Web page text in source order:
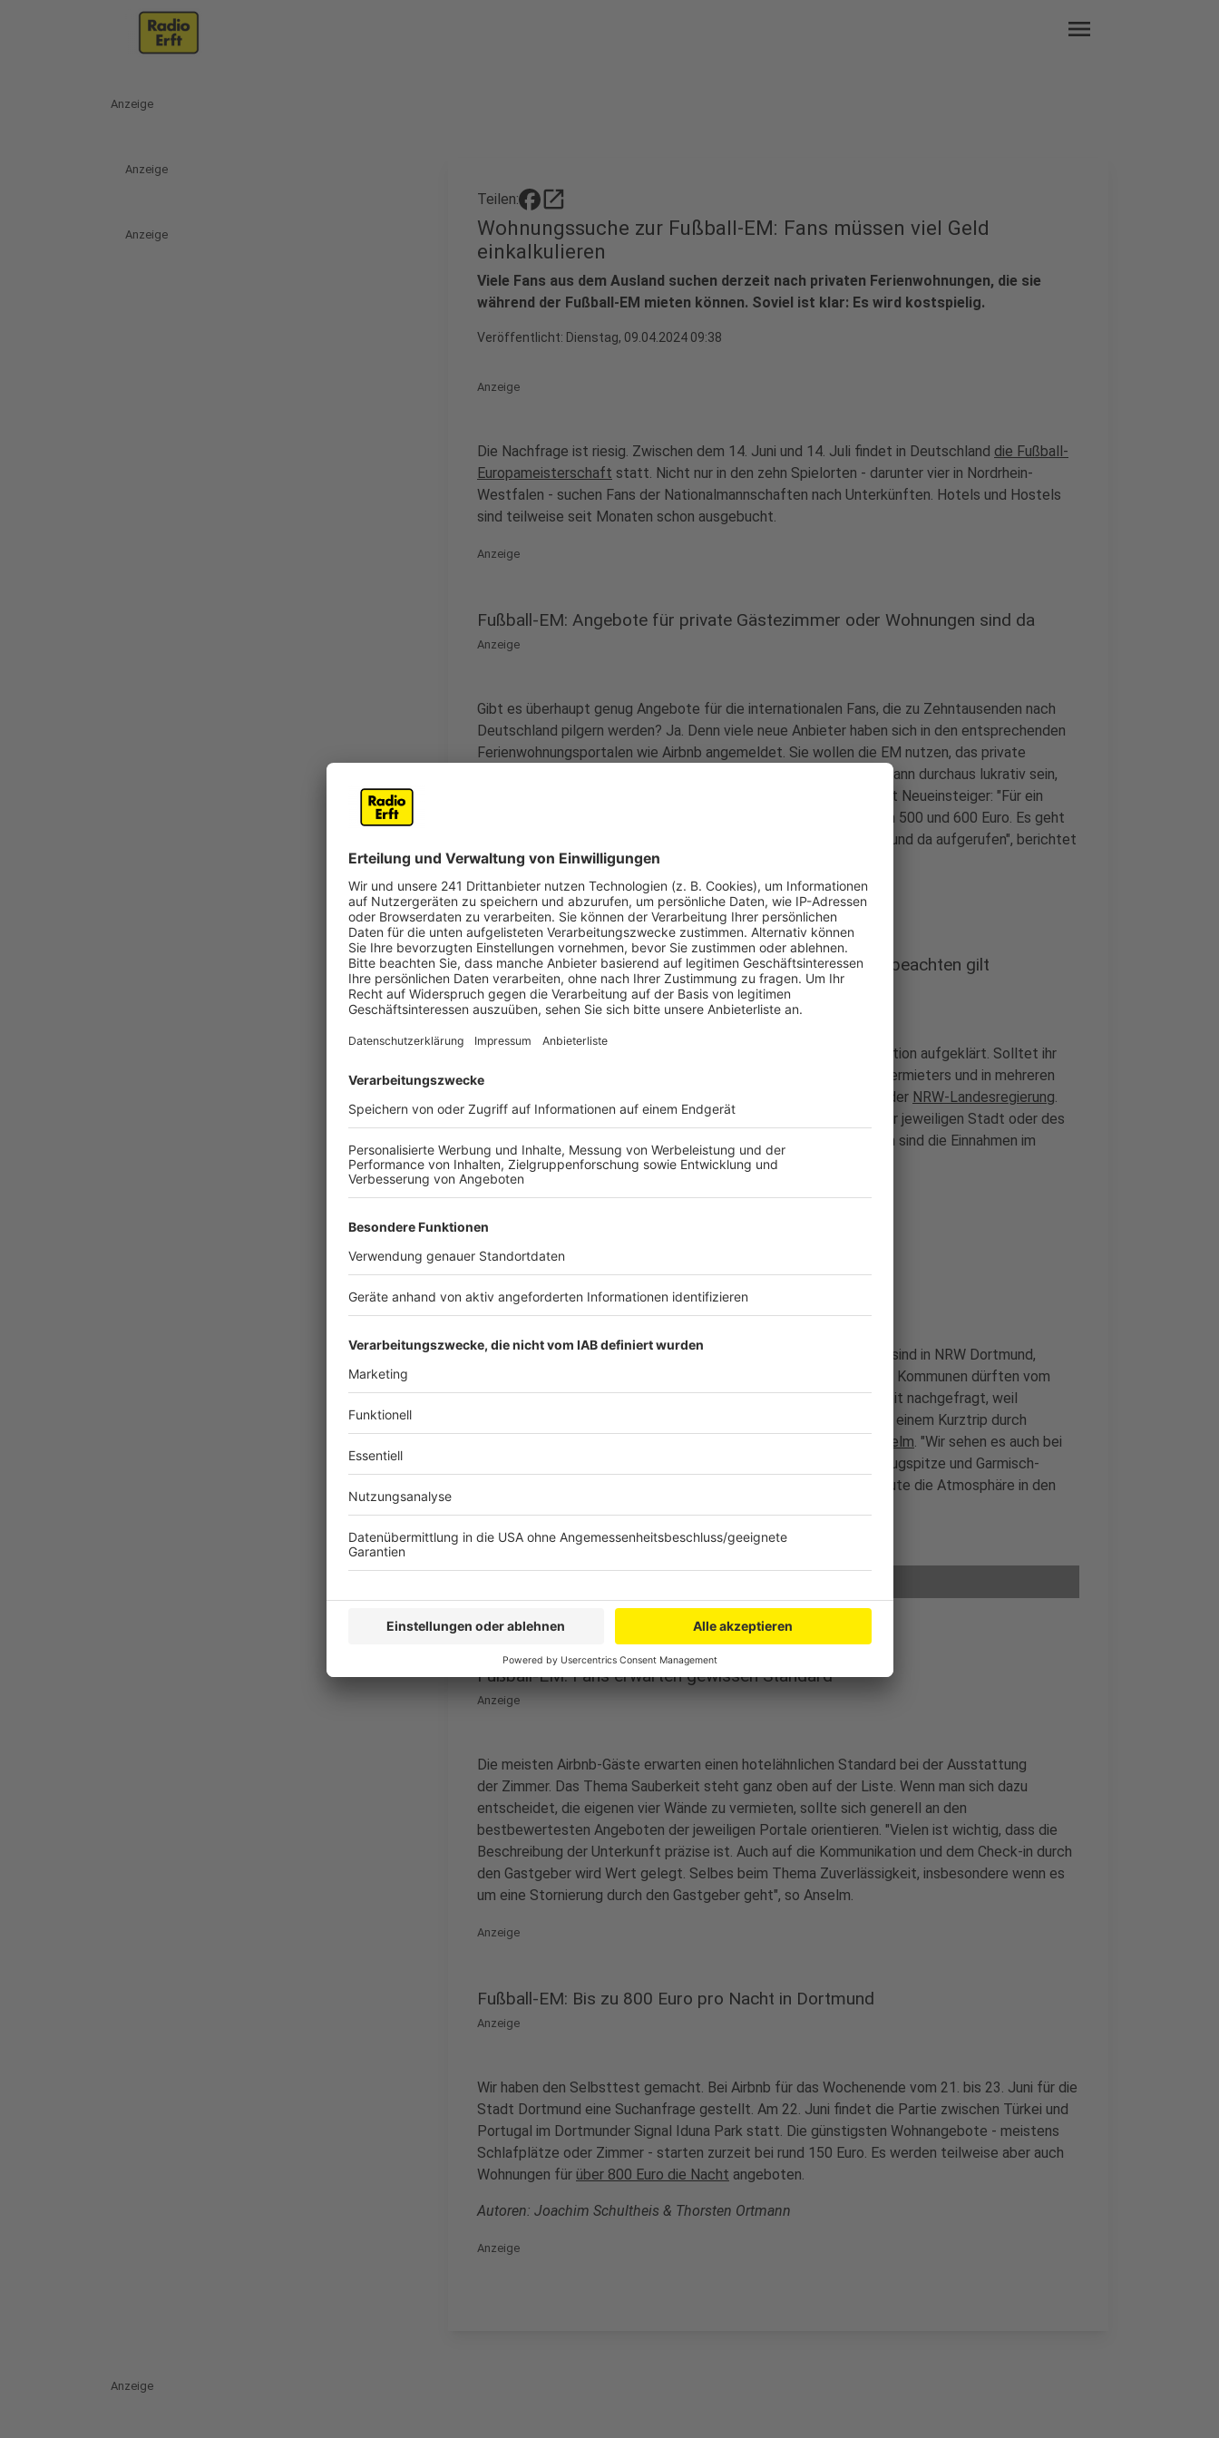
menu
Anzeige
Anzeige
Anzeige
Teilen: open_in_new
Wohnungssuche zur Fußball-EM: Fans müssen viel Geld
einkalkulieren
Viele Fans aus dem Ausland suchen derzeit nach privaten Ferienwohnungen, die sie
während der Fußball-EM mieten können. Soviel ist klar: Es wird kostspielig.
Veröffentlicht: Dienstag, 09.04.2024 09:38
Anzeige
Die Nachfrage ist riesig. Zwischen dem 14. Juni und 14. Juli findet in Deutschland die Fußball-
Europameisterschaft statt. Nicht nur in den zehn Spielorten - darunter vier in Nordrhein-
Westfalen - suchen Fans der Nationalmannschaften nach Unterkünften. Hotels und Hostels
sind teilweise seit Monaten schon ausgebucht.
Anzeige
Fußball-EM: Angebote für private Gästezimmer oder Wohnungen sind da
Anzeige
Gibt es überhaupt genug Angebote für die internationalen Fans, die zu Zehntausenden nach
Deutschland pilgern werden? Ja. Denn viele neue Anbieter haben sich in den entsprechenden
Ferienwohnungsportalen wie Airbnb angemeldet. Sie wollen die EM nutzen, das private
Gästezimmer oder sogar die gesamte Wohnung anzubieten. Das kann durchaus lukrativ sein,
und berät Neueinsteiger: "Für ein
Apartment liegt man bei der Nacht der jeweiligen Spiele zwischen 500 und 600 Euro. Es geht
teilweise noch weit darüber hinaus. Bis zu 1.000 Euro werden hier und da aufgerufen", berichtet
der Geschäftsführer der Ferienwohnungsagentur BRIGHT.
Anzeige
Fußball-EM: Wohnung vermieten - was es rechtlich zu beachten gilt
Anzeige
Wir haben euch
über die rechtliche Situation aufgeklärt. Solltet ihr
nicht selbst Eigentümer sein, bedarf es einer Genehmigung des Vermieters und in mehreren
Städten in NRW eine Wohnraum-ID. Die gibts über das Bauportal der NRW-Landesregierung.
Außerdem ist ein Buchungskalender zu führen und die Gesetze der jeweiligen Stadt oder des
Kreises zur Wohnraumvermietung sind zu beachten. Zu versteuern sind die Einnahmen im
Übrigen, außer ihr nehmt weniger als 520 Euro im Jahr ein.
Anzeige
Fußball-EM: Nicht nur Spielorte können profitieren
Anzeige
Die meisten Fans zieht es natürlich in die Gastgeber-Städte. Das sind in NRW Dortmund,
Düsseldorf, Gelsenkirchen und Köln. Aber auch andere Städte und Kommunen dürften vom
EM-Boom profitieren. Städte in der näheren Umgebung sind derzeit nachgefragt, weil
Wohnungen dort etwas günstiger sind. Viele verbinden die EM mit einem Kurztrip durch
Airbnb Kathrin Anselm. "Wir sehen es auch bei
uns in den Trends. Nord- und Ostsee, Süddeutschland, die Ecke Zugspitze und Garmisch-
Partenkirchen. Von daher kann ich mir das gut vorstellen, dass Leute die Atmosphäre in den
Anzeige
Fußball-EM: Fans erwarten gewissen Standard
Anzeige
Die meisten Airbnb-Gäste erwarten einen hotelähnlichen Standard bei der Ausstattung
der Zimmer. Das Thema Sauberkeit steht ganz oben auf der Liste. Wenn man sich dazu
entscheidet, die eigenen vier Wände zu vermieten, sollte sich generell an den
bestbewertesten Angeboten der jeweiligen Portale orientieren. "Vielen ist wichtig, dass die
Beschreibung der Unterkunft präzise ist. Auch auf die Kommunikation und dem Check-in durch
den Gastgeber wird Wert gelegt. Selbes beim Thema Zuverlässigkeit, insbesondere wenn es
um eine Stornierung durch den Gastgeber geht", so Anselm.
Anzeige
Fußball-EM: Bis zu 800 Euro pro Nacht in Dortmund
Anzeige
Wir haben den Selbsttest gemacht. Bei Airbnb für das Wochenende vom 21. bis 23. Juni für die
Stadt Dortmund eine Suchanfrage gestellt. Am 22. Juni findet die Partie zwischen Türkei und
Portugal im Dortmunder Signal Iduna Park statt. Die günstigsten Wohnangebote - meistens
Schlafplätze oder Zimmer - starten zurzeit bei rund 150 Euro. Es werden teilweise aber auch
Wohnungen für über 800 Euro die Nacht angeboten.
Autoren: Joachim Schultheis & Thorsten Ortmann
Anzeige
Anzeige